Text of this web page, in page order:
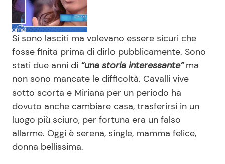
Si sono lasciti ma volevano essere sicuri che
fosse finita prima di dirlo pubblicamente. Sono
stati due anni di “una storia interessante” ma
non sono mancate le difficoltà. Cavalli vive
sotto scorta e Miriana per un periodo ha
dovuto anche cambiare casa, trasferirsi in un
luogo più sciuro, per fortuna era un falso
allarme. Oggi è serena, single, mamma felice,
donna bellissima.